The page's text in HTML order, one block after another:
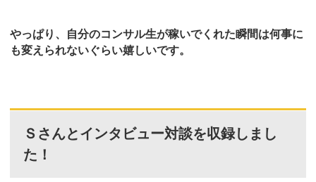
やっぱり、自分のコンサル生が稼いでくれた瞬間は何事に
も変えられないぐらい嬉しいです。
Ｓさんとインタビュー対談を収録しまし
た！